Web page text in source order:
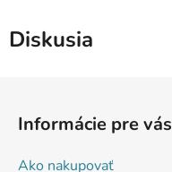
Diskusia
Informácie pre vás
Ako nakupovať